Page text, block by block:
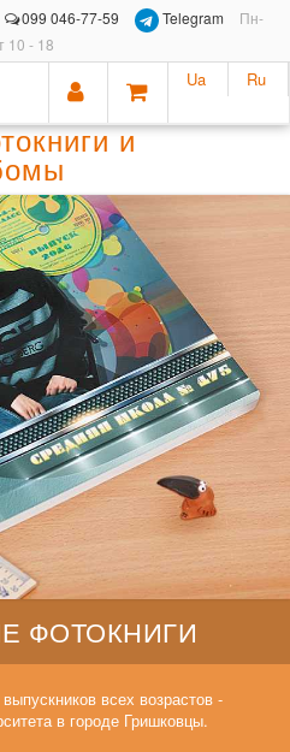
099 046-77-59 Telegram
Пн-
10 - 18
Ua Ru
и
ФОТОКНИГИ
всех возрастов -
в городе Гришковцы.